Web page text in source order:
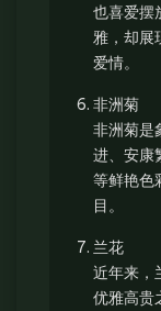
也喜爱摆
雅，却展
爱情。
非洲菊
非洲菊是
进、安康
等鲜艳色
目。
兰花
近年来，
优雅高贵